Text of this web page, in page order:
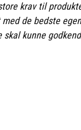
krav til
de bedste
kunne